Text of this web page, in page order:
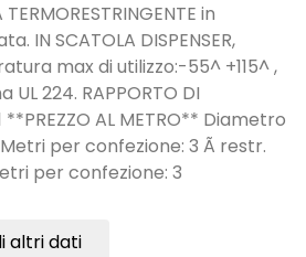
in
IN SCATOLA DISPENSER,
max di utilizzo:-55^ +115^ ,
224. RAPPORTO DI
**PREZZO AL METRO** Diametro
per confezione: 3 Ã restr.
per confezione: 3
altri dati